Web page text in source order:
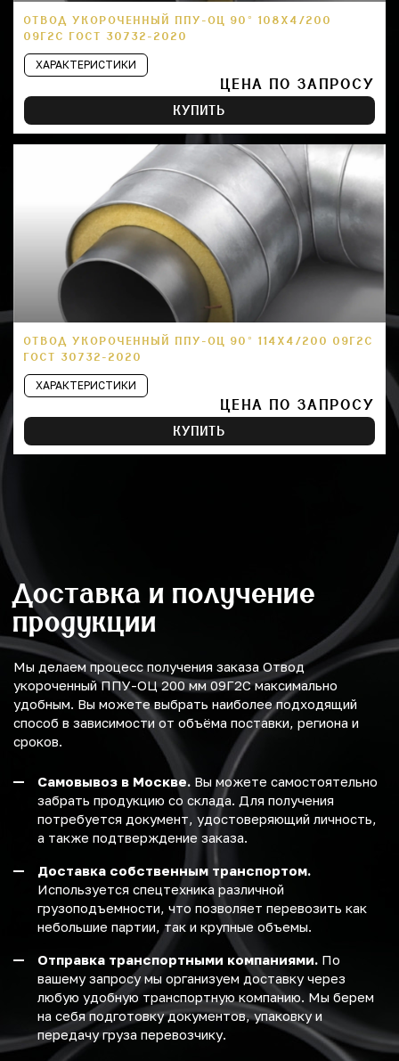
ОТВОД УКОРОЧЕННЫЙ ППУ-ОЦ 90° 108Х4/200
09Г2С ГОСТ 30732-2020
ХАРАКТЕРИСТИКИ
ЦЕНА ПО ЗАПРОСУ
КУПИТЬ
ОТВОД УКОРОЧЕННЫЙ ППУ-ОЦ 90° 114Х4/200 09Г2С
ГОСТ 30732-2020
ХАРАКТЕРИСТИКИ
ЦЕНА ПО ЗАПРОСУ
КУПИТЬ
Доставка и получение
продукции
Мы делаем процесс получения заказа Отвод
укороченный ППУ-ОЦ 200 мм 09Г2С максимально
удобным. Вы можете выбрать наиболее подходящий
способ в зависимости от объёма поставки, региона и
сроков.
Самовывоз в Москве. Вы можете самостоятельно
забрать продукцию со склада. Для получения
потребуется документ, удостоверяющий личность,
а также подтверждение заказа.
Доставка собственным транспортом.
Используется спецтехника различной
грузоподъемности, что позволяет перевозить как
небольшие партии, так и крупные объемы.
Отправка транспортными компаниями. По
вашему запросу мы организуем доставку через
любую удобную транспортную компанию. Мы берем
на себя подготовку документов, упаковку и
передачу груза перевозчику.